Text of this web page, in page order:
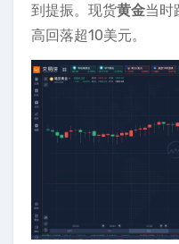
到提振。现货黄金当时
高回落超10美元。